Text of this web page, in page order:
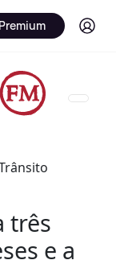
Premium Log in
três
e a